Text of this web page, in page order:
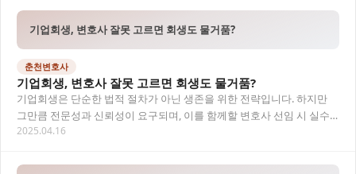
기업회생, 변호사 잘못 고르면 회생도 물거품?
춘천변호사
기업회생, 변호사 잘못 고르면 회생도 물거품?
기업회생은 단순한 법적 절차가 아닌 생존을 위한 전략입니다. 하지만
그만큼 전문성과 신뢰성이 요구되며, 이를 함께할 변호사 선임 시 실수
가 치명적인 결과로 이어질 수 있습니다. 본…
2025.04.16